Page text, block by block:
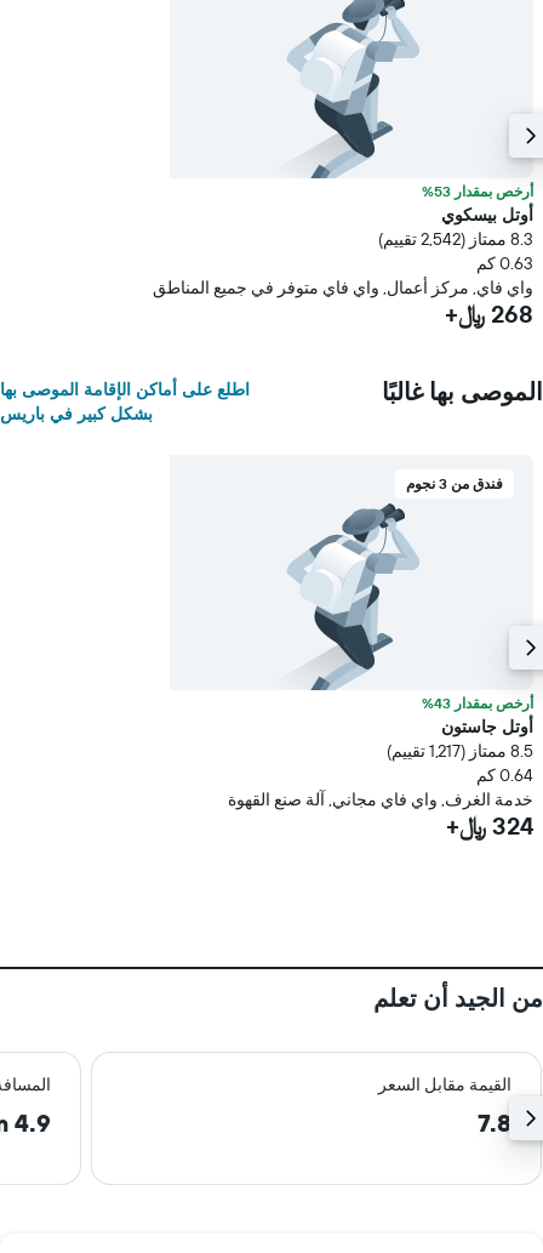
أرخص بمقدار 53%
أوتل بيسكوي
8.3 ممتاز (2,542 تقييم)
0.63 كم
واي فاي, مركز أعمال, واي فاي متوفر في جميع المناطق
268 ﷼+
الموصى بها غالبًا
اطلع على أماكن الإقامة الموصى بها
بشكل كبير في باريس
فندق من 3 نجوم
أرخص بمقدار 43%
أوتل جاستون
8.5 ممتاز (1,217 تقييم)
0.64 كم
خدمة الغرف, واي فاي مجاني, آلة صنع القهوة
324 ﷼+
من الجيد أن تعلم
القيمة مقابل السعر
7.8
4.9 km